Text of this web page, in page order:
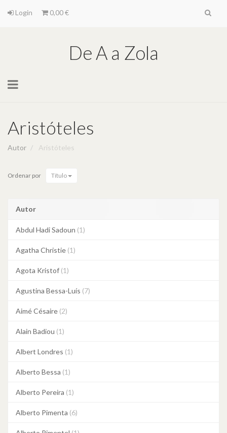
Login 0,00 €
De A a Zola
Toggle
Aristóteles
Autor Aristóteles
Ordenar por Título
Autor
Abdul Hadi Sadoun (1)
Agatha Christie (1)
Agota Kristof (1)
Agustina Bessa-Luís (7)
Aimé Césaire (2)
Alain Badiou (1)
Albert Londres (1)
Alberto Bessa (1)
Alberto Pereira (1)
Alberto Pimenta (6)